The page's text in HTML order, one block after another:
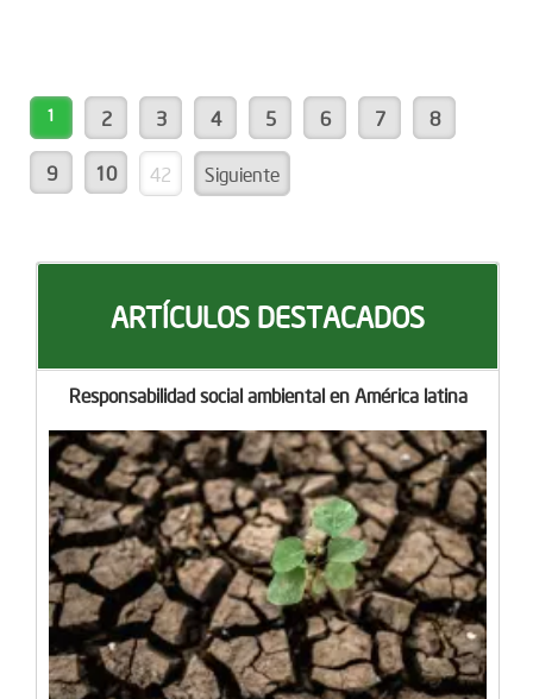
1 2 3 4 5 6 7 8
9 10 42 Siguiente
ARTÍCULOS DESTACADOS
Responsabilidad social ambiental en América latina